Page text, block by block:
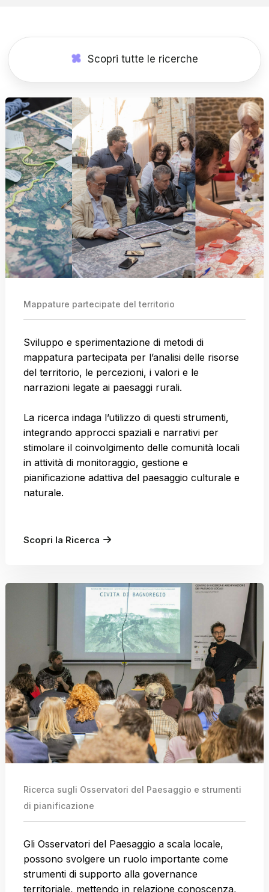
Scopri tutte le ricerche
Mappature partecipate del territorio
Sviluppo e sperimentazione di metodi di
mappatura partecipata per l’analisi delle risorse
del territorio, le percezioni, i valori e le
narrazioni legate ai paesaggi rurali.
La ricerca indaga l’utilizzo di questi strumenti,
integrando approcci spaziali e narrativi per
stimolare il coinvolgimento delle comunità locali
in attività di monitoraggio, gestione e
pianificazione adattiva del paesaggio culturale e
naturale.
Scopri la Ricerca
Ricerca sugli Osservatori del Paesaggio e strumenti
di pianificazione
Gli Osservatori del Paesaggio a scala locale,
possono svolgere un ruolo importante come
strumenti di supporto alla governance
territoriale, mettendo in relazione conoscenza,